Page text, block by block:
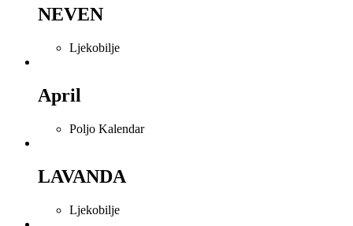
NEVEN
Ljekobilje
April
Poljo Kalendar
LAVANDA
Ljekobilje